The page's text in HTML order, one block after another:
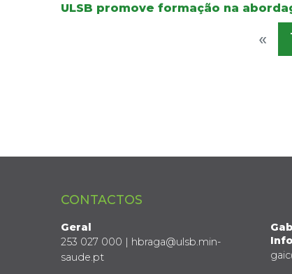
ULSB promove formação na
«
CONTACTOS
Geral
253 027 000 | hbraga@ulsb.min-
saude.pt